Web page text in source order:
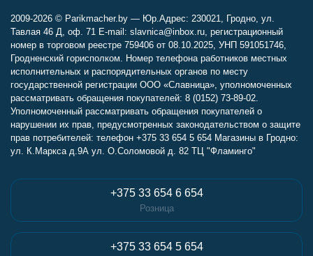
2009-2026 © Parikmacher.by — Юр.Адрес: 230021, Гродно, ул.
Тавлая 46 Д, оф. 71 E-mail: slavnica@inbox.ru, регистрационный
номер в торговом реестре 759406 от 08.10.2025, УНП 591051746,
Гродненский горисполком. Номер телефона работников местных
исполнительных и распорядительных органов по месту
государственной регистрации ООО «Славница», уполномоченных
рассматривать обращения покупателей: 8 (0152) 73-89-02.
Уполномоченный рассматривать обращения покупателей о
нарушении их прав, предусмотренных законодательством о защите
прав потребителей: телефон +375 33 654 5 654 Магазины в Гродно:
ул. К.Маркса д.9А ул. О.Соломовой д. 82 ТЦ "Фламинго"
+375 33 654 6 654
Розница
+375 33 654 5 654